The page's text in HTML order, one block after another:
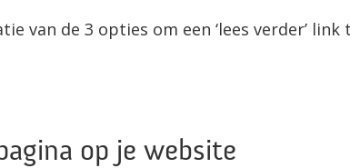
van de 3 opties om een ‘lees verder’ link
op je website